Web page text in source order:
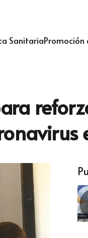
SanitariaPromoción